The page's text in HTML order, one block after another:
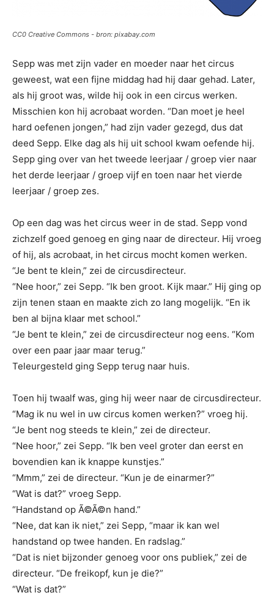
CC0 Creative Commons - bron: pixabay.com
Sepp was met zijn vader en moeder naar het circus
geweest, wat een fijne middag had hij daar gehad. Later,
als hij groot was, wilde hij ook in een circus werken.
Misschien kon hij acrobaat worden. “Dan moet je heel
hard oefenen jongen,” had zijn vader gezegd, dus dat
deed Sepp. Elke dag als hij uit school kwam oefende hij.
Sepp ging over van het tweede leerjaar / groep vier naar
het derde leerjaar / groep vijf en toen naar het vierde
leerjaar / groep zes.
Op een dag was het circus weer in de stad. Sepp vond
zichzelf goed genoeg en ging naar de directeur. Hij vroeg
of hij, als acrobaat, in het circus mocht komen werken.
“Je bent te klein,” zei de circusdirecteur.
“Nee hoor,” zei Sepp. “Ik ben groot. Kijk maar.” Hij ging op
zijn tenen staan en maakte zich zo lang mogelijk. “En ik
ben al bijna klaar met school.”
“Je bent te klein,” zei de circusdirecteur nog eens. “Kom
over een paar jaar maar terug.”
Teleurgesteld ging Sepp terug naar huis.
Toen hij twaalf was, ging hij weer naar de circusdirecteur.
“Mag ik nu wel in uw circus komen werken?” vroeg hij.
“Je bent nog steeds te klein,” zei de directeur.
“Nee hoor,” zei Sepp. “Ik ben veel groter dan eerst en
bovendien kan ik knappe kunstjes.”
“Mmm,” zei de directeur. “Kun je de einarmer?”
“Wat is dat?” vroeg Sepp.
“Handstand op Ã©Ã©n hand.”
“Nee, dat kan ik niet,” zei Sepp, “maar ik kan wel
handstand op twee handen. En radslag.”
“Dat is niet bijzonder genoeg voor ons publiek,” zei de
directeur. “De freikopf, kun je die?”
“Wat is dat?”